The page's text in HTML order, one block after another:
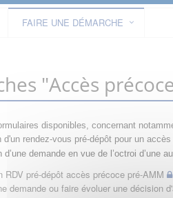
FAIRE UNE DÉMARCHE
"Accès
disponibles, concernant
rendez-vous pré-dépôt pour un
d’une demande en vue de l’octroi d’une
RDV pré-dépôt accès précoce pré-AMM
demande ou faire évoluer une décision